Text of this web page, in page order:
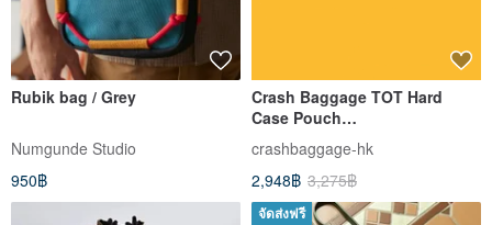
Rubik bag / Grey
Numgunde Studio
950฿
Crash Baggage TOT Hard
Case Pouch
Purple/Green/Blue/Red/Gray/Pi
nk
crashbaggage-hk
2,948฿ 3,275฿
จัดส่งฟรี